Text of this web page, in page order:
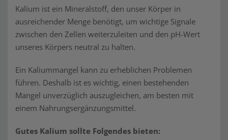
Kalium ist ein Mineralstoff, den unser Körper in
ausreichender Menge benötigt, um wichtige Signale
zwischen den Zellen weiterzuleiten und den pH-Wert
unseres Körpers neutral zu halten.
Ein Kaliummangel kann zu erheblichen Problemen
führen. Deshalb ist es wichtig, einen bestehenden
Mangel unverzüglich auszugleichen, am besten mit
einem Nahrungsergänzungsmittel.
Gutes Kalium sollte Folgendes bieten: